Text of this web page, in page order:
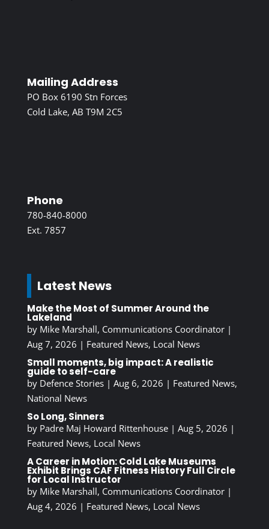
Mailing Address
PO Box 6190 Stn Forces
Cold Lake, AB T9M 2C5
Phone
780-840-8000
Ext. 7857
Latest News
Make the Most of Summer Around the
Lakeland
by Mike Marshall, Communications Coordinator|
Aug 7, 2026 | Featured News, Local News
Small moments, big impact: A realistic
guide to self-care
by Defence Stories| Aug 6, 2026 | Featured News,
National News
So Long, Sinners
by Padre Maj Howard Rittenhouse| Aug 5, 2026 |
Featured News, Local News
A Career in Motion: Cold Lake Museums
Exhibit Brings CAF Fitness History Full Circle
for Local Instructor
by Mike Marshall, Communications Coordinator|
Aug 4, 2026 | Featured News, Local News